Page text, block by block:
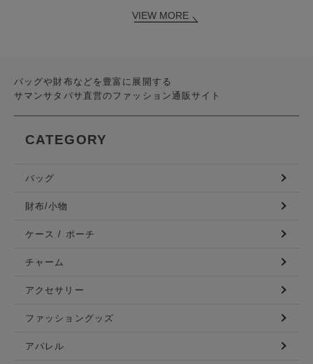
VIEW MORE
バッグや財布などを豊富に展開する
サマンサタバサ直営のファッション通販サイト
CATEGORY
バッグ
財布/小物
ケース / ポーチ
チャーム
アクセサリー
ファッショングッズ
アパレル